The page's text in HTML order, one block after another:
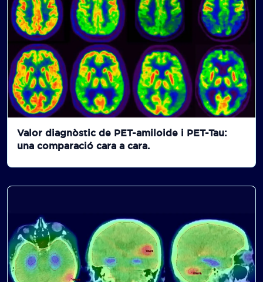
Valor diagnòstic de PET-amiloide i PET-Tau:
una comparació cara a cara.